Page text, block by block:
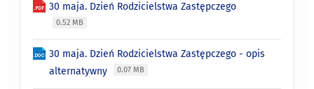
30 maja. Dzień Rodzicielstwa Zastępczego
0.52 MB
30 maja. Dzień Rodzicielstwa Zastępczego - opis
alternatywny
0.07 MB